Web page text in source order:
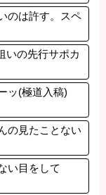
のは許す。スペ
いの先行サポカ
ッ(極道入稿)
の見たことない
い目をして